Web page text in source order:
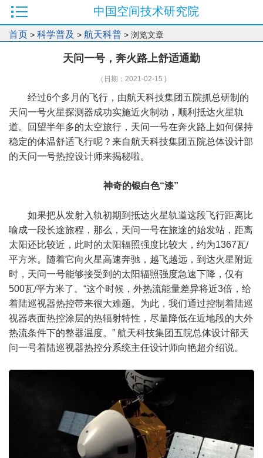
中国空间技术研究院
首页 > 科学普及 > 航天科普 > 浏览文章
天问一号，奔火路上舒适通勤
（日期：2021-02-15 )
经过6个多月的飞行，由航天科技集团五院抓总研制的
天问一号火星探测器成功实施近火制动，顺利抵达火星轨
道。回望半年多的太空旅行，天问一号在奔火路上如何保持
稳定的体温舒适飞行呢？来自航天科技集团五院总体设计部
的天问一号热控设计师来揭秘啦。
神奇的银白色“漆”
如果把从发射入轨初期到抵达火星轨道这段飞行距离比
喻成一段长途旅程，那么，天问一号在旅途的始发站，距离
太阳还比较近，此时的太阳辐照强度比较大，约为1367瓦/
平方米。随着它向火星高速奔驰，越飞越远，到达火星附近
时，天问一号能够接受到的太阳辐照强度急速下降，仅有
500瓦/平方米了。“这个时候，外热流能量差异将近3倍，给
着陆巡视器热控带来很大难题。为此，我们通过控制着陆巡
视器表面热控涂层的热辐射特性，尽量降低在近地段的大外
热流条件下的整器温度。” 航天科技集团五院总体设计部天
问一号着陆巡视器热控分系统主任设计师向艳超介绍说。